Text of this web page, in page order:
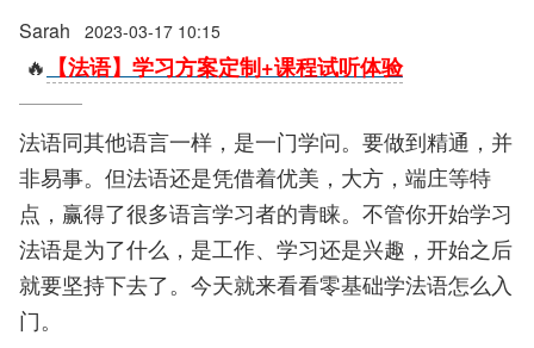
Sarah 2023-03-17 10:15
🔥 【法语】学习方案定制+课程试听体验
法语同其他语言一样，是一门学问。要做到精通，并
非易事。但法语还是凭借着优美，大方，端庄等特
点，赢得了很多语言学习者的青睐。不管你开始学习
法语是为了什么，是工作、学习还是兴趣，开始之后
就要坚持下去了。今天就来看看零基础学法语怎么入
门。